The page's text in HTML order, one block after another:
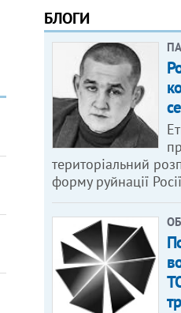
БЛОГИ
територіальний
форму руйнації